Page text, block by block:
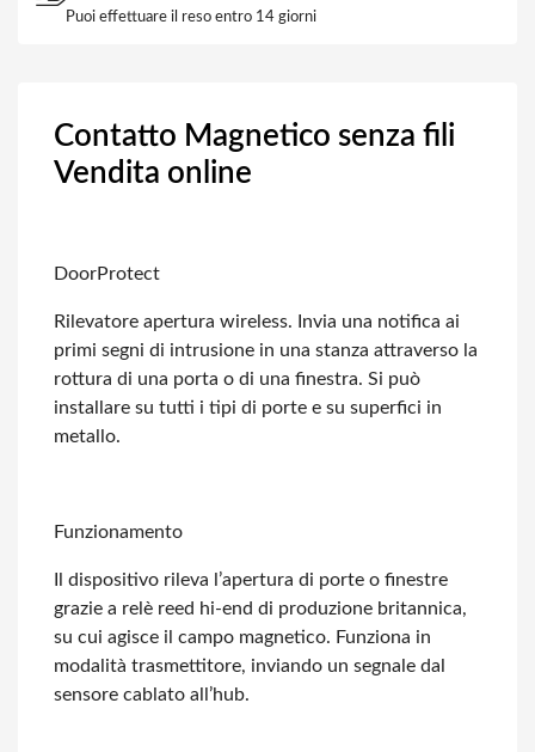
Puoi effettuare il reso entro 14 giorni
Contatto Magnetico senza fili
Vendita online
DoorProtect
Rilevatore apertura wireless. Invia una notifica ai
primi segni di intrusione in una stanza attraverso la
rottura di una porta o di una finestra. Si può
installare su tutti i tipi di porte e su superfici in
metallo.
Funzionamento
Il dispositivo rileva l’apertura di porte o finestre
grazie a relè reed hi-end di produzione britannica,
su cui agisce il campo magnetico. Funziona in
modalità trasmettitore, inviando un segnale dal
sensore cablato all’hub.